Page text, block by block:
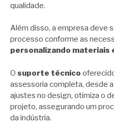
qualidade.
Além disso, a empresa deve
processo conforme as
personalizando materiais
O suporte técnico
assessoria completa, desde
ajustes no design, otimiza o
projeto, assegurando um
da indústria.